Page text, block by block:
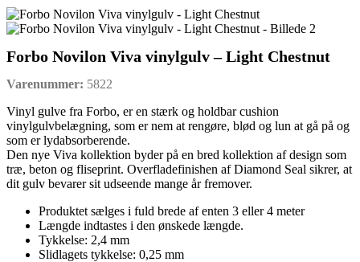
Forbo Novilon Viva vinylgulv – Light Chestnut
Varenummer: 5822
Vinyl gulve fra Forbo, er en stærk og holdbar cushion
vinylgulvbelægning, som er nem at rengøre, blød og lun at gå på og
som er lydabsorberende.
Den nye Viva kollektion byder på en bred kollektion af design som
træ, beton og fliseprint. Overfladefinishen af Diamond Seal sikrer, at
dit gulv bevarer sit udseende mange år fremover.
Produktet sælges i fuld brede af enten 3 eller 4 meter
Længde indtastes i den ønskede længde.
Tykkelse: 2,4 mm
Slidlagets tykkelse: 0,25 mm